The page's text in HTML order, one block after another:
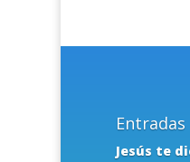
Jesús te